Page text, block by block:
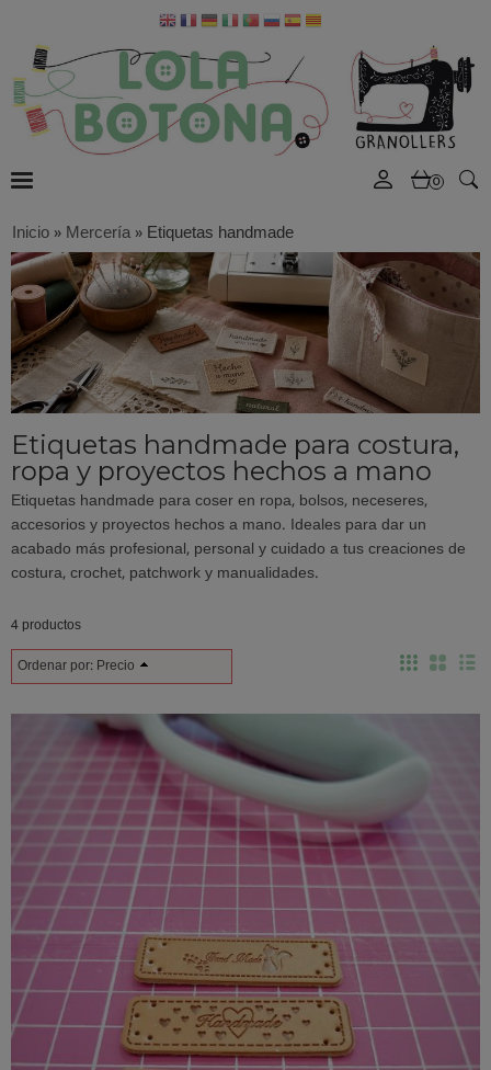
0
Inicio»Mercería»Etiquetas handmade
Etiquetas handmade para costura,
ropa y proyectos hechos a mano
Etiquetas handmade para coser en ropa, bolsos, neceseres,
accesorios y proyectos hechos a mano. Ideales para dar un
acabado más profesional, personal y cuidado a tus creaciones de
costura, crochet, patchwork y manualidades.
4 productos
Ordenar por: Precio